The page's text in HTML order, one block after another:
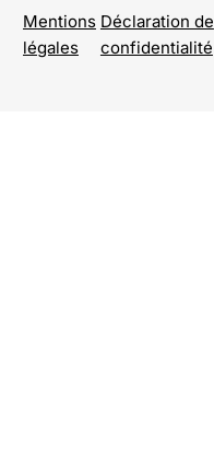
Mentions
légales
Déclaration de
confidentialité